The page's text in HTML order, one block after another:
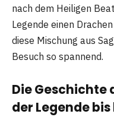
nach dem Heiligen
Legende einen
diese Mischung aus
Besuch so spannend.
Die Geschichte
der Legende